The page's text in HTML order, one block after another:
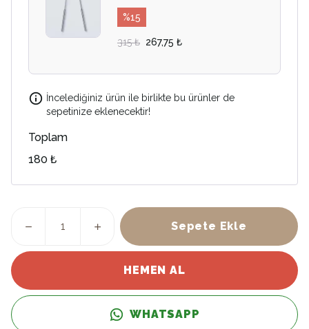
%15
315 ₺ 267,75 ₺
İncelediğiniz ürün ile birlikte bu ürünler de
sepetinize eklenecektir!
Toplam
180 ₺
Sepete Ekle
HEMEN AL
WHATSAPP